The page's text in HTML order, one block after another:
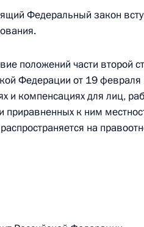
изменений в Кодекс
закона «Об обеспечении
года
Федеральный закон
положений части второй
Федерации от 19
и компенсациях для лиц,
приравненных к ним
на